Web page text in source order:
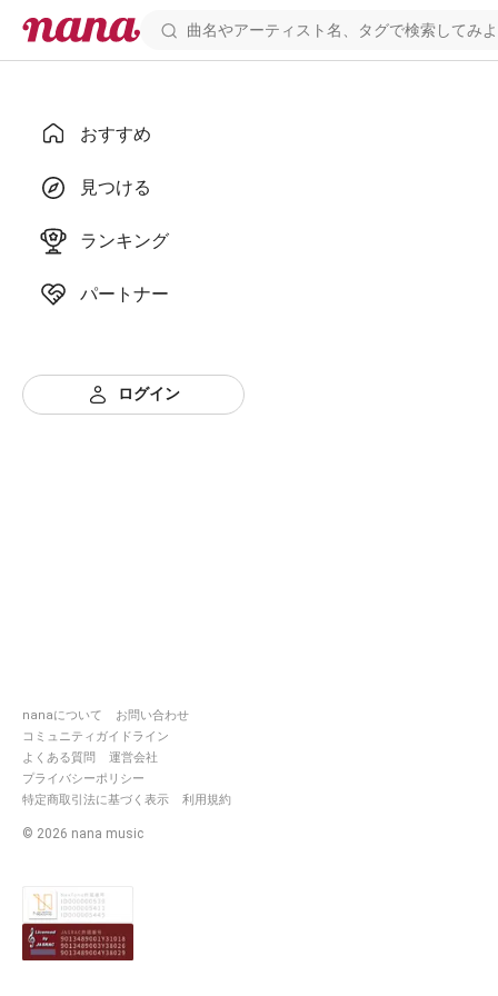
おすすめ
見つける
ランキング
パートナー
ログイン
nanaについて
お問い合わせ
コミュニティガイドライン
よくある質問
運営会社
プライバシーポリシー
特定商取引法に基づく表示
利用規約
© 2026 nana music